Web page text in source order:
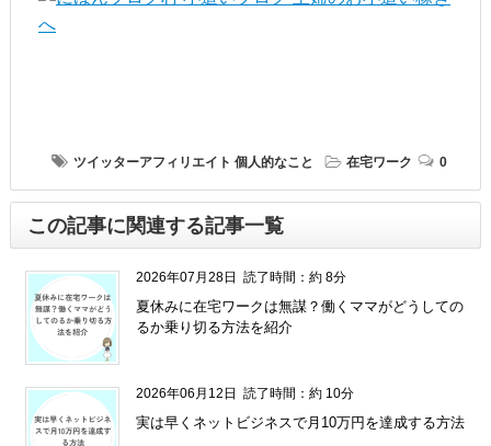
ツイッターアフィリエイト 個人的なこと 在宅ワーク 0
この記事に関連する記事一覧
2026年07月28日 読了時間：約 8分
夏休みに在宅ワークは無謀？働くママがどうしての
るか乗り切る方法を紹介
2026年06月12日 読了時間：約 10分
実は早くネットビジネスで月10万円を達成する方法